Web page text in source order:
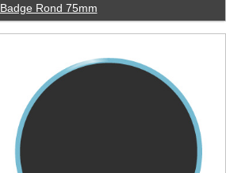
Badge Rond 75mm